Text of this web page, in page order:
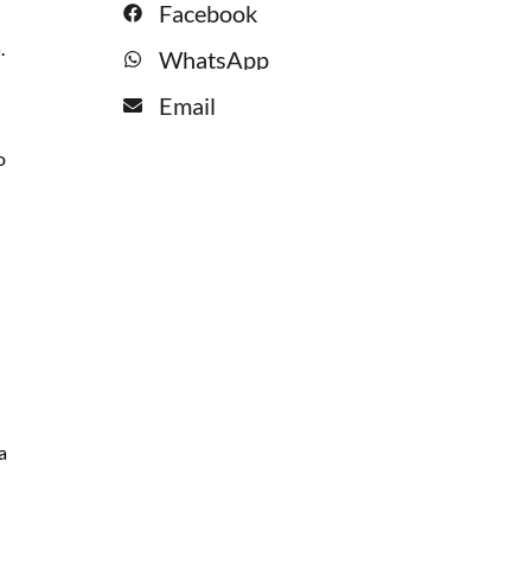
.
Facebook
WhatsApp
Email